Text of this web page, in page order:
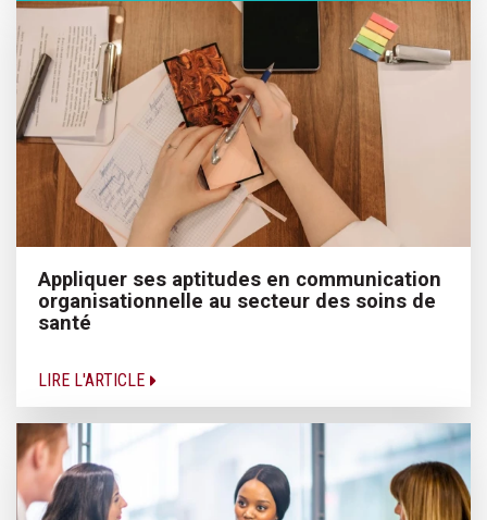
Appliquer ses aptitudes en communication
organisationnelle au secteur des soins de
santé
LIRE L'ARTICLE